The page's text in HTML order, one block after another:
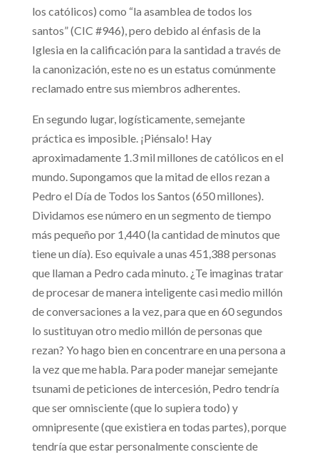
los católicos) como “la asamblea de todos los
santos” (CIC #946), pero debido al énfasis de la
Iglesia en la calificación para la santidad a través de
la canonización, este no es un estatus comúnmente
reclamado entre sus miembros adherentes.
En segundo lugar, logísticamente, semejante
práctica es imposible. ¡Piénsalo! Hay
aproximadamente 1.3 mil millones de católicos en el
mundo. Supongamos que la mitad de ellos rezan a
Pedro el Día de Todos los Santos (650 millones).
Dividamos ese número en un segmento de tiempo
más pequeño por 1,440 (la cantidad de minutos que
tiene un día). Eso equivale a unas 451,388 personas
que llaman a Pedro cada minuto. ¿Te imaginas tratar
de procesar de manera inteligente casi medio millón
de conversaciones a la vez, para que en 60 segundos
lo sustituyan otro medio millón de personas que
rezan? Yo hago bien en concentrare en una persona a
la vez que me habla. Para poder manejar semejante
tsunami de peticiones de intercesión, Pedro tendría
que ser omnisciente (que lo supiera todo) y
omnipresente (que existiera en todas partes), porque
tendría que estar personalmente consciente de